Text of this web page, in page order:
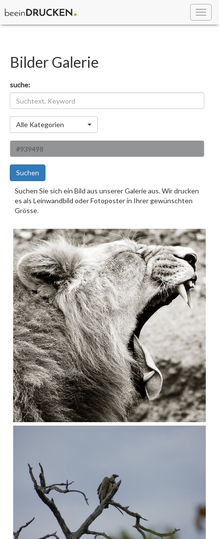
Bilder Galerie
suche:
Kategorie
Alle Kategorien
Suchen
Suchen Sie sich ein Bild aus unserer Galerie aus. Wir drucken
es als Leinwandbild oder Fotoposter in Ihrer gewünschten
Grösse.